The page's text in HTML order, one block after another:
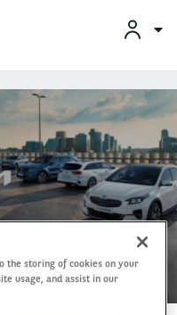
the storing of cookies on your
usage, and assist in our